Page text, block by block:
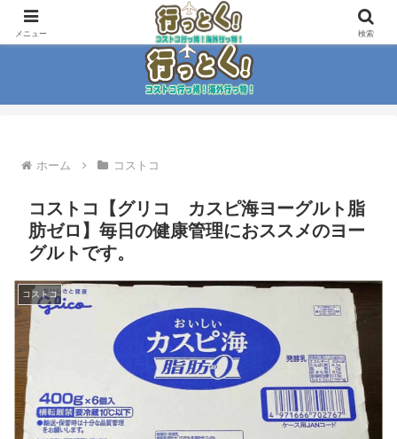
コストコ大好き家族がイチ押商品紹介！！
ホーム コストコ
コストコ【グリコ カスピ海ヨーグルト脂
肪ゼロ】毎日の健康管理におススメのヨー
グルトです。
コストコ
メニュー 検索